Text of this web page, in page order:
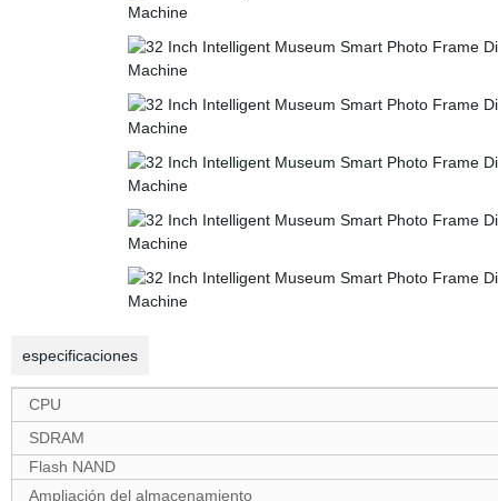
especificaciones
CPU
SDRAM
Flash NAND
Ampliación del almacenamiento